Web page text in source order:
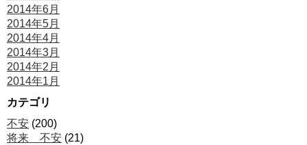
2014年6月
2014年5月
2014年4月
2014年3月
2014年2月
2014年1月
カテゴリ
不安 (200)
将来 不安 (21)